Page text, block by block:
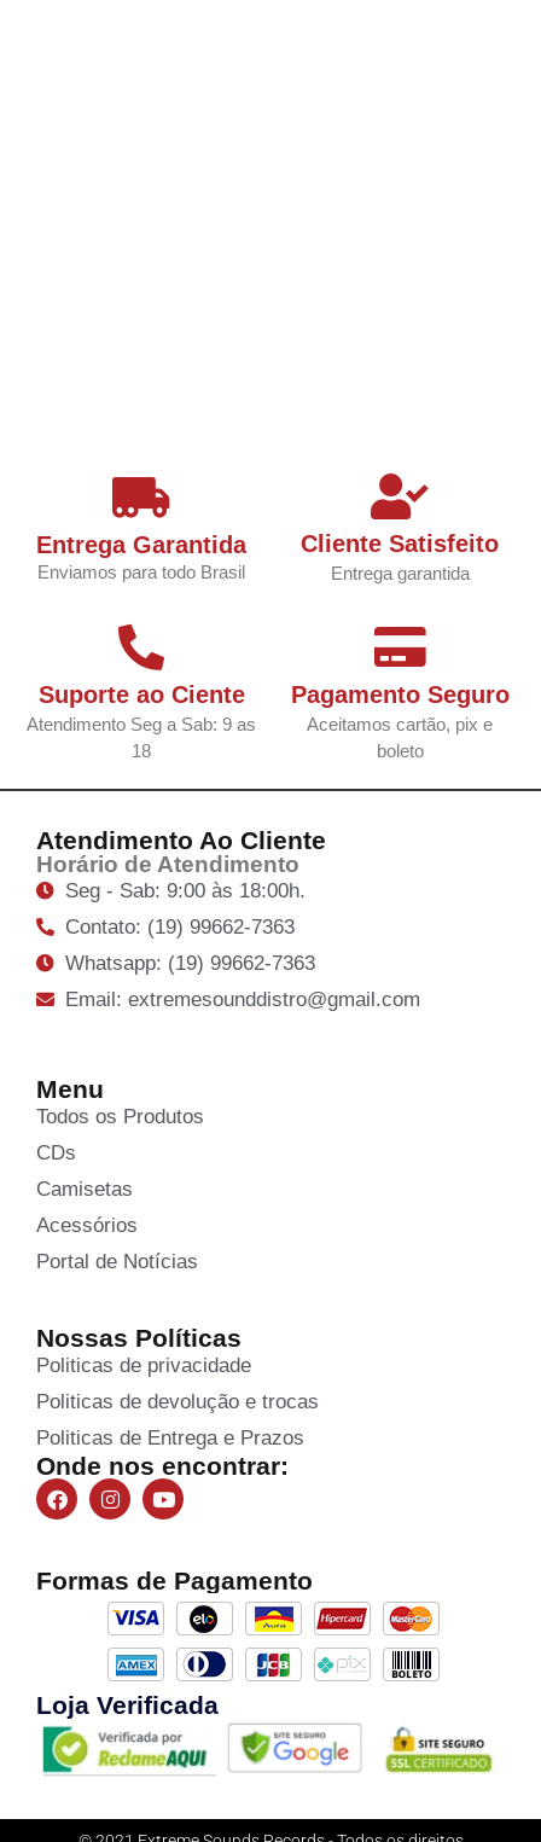
Entrega Garantida
Enviamos para todo Brasil
Cliente Satisfeito
Entrega garantida
Suporte ao Ciente
Atendimento Seg a Sab: 9 as
18
Pagamento Seguro
Aceitamos cartão, pix e
boleto
Atendimento Ao Cliente
Horário de Atendimento
Seg - Sab: 9:00 às 18:00h.
Contato: (19) 99662-7363
Whatsapp: (19) 99662-7363
Email: extremesounddistro@gmail.com
Menu
Todos os Produtos
CDs
Camisetas
Acessórios
Portal de Notícias
Nossas Políticas
Politicas de privacidade
Politicas de devolução e trocas
Politicas de Entrega e Prazos
Onde nos encontrar:
Formas de Pagamento
Loja Verificada